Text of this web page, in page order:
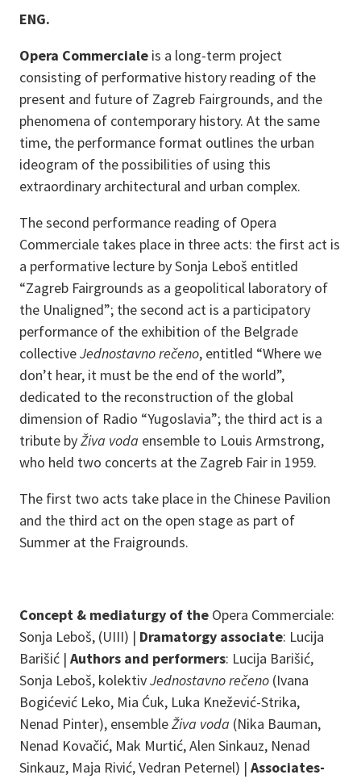
ENG.
Opera Commerciale is a long-term project
consisting of performative history reading of the
present and future of Zagreb Fairgrounds, and the
phenomena of contemporary history. At the same
time, the performance format outlines the urban
ideogram of the possibilities of using this
extraordinary architectural and urban complex.
The second performance reading of Opera
Commerciale takes place in three acts: the first act is
a performative lecture by Sonja Leboš entitled
“Zagreb Fairgrounds as a geopolitical laboratory of
the Unaligned”; the second act is a participatory
performance of the exhibition of the Belgrade
collectiveJednostavno rečeno, entitled “Where we
don’t hear, it must be the end of the world”,
dedicated to the reconstruction of the global
dimension of Radio “Yugoslavia”; the third act is a
tribute byŽiva voda ensemble to Louis Armstrong,
who held two concerts at the Zagreb Fair in 1959.
The first two acts take place in the Chinese Pavilion
and the third act on the open stage as part of
Summer at the Fraigrounds.
Concept & mediaturgy of the Opera Commerciale:
Sonja Leboš, (UIII) | Dramatorgy associate: Lucija
Barišić | Authors and performers: Lucija Barišić,
Sonja Leboš, kolektivJednostavno rečeno (Ivana
Bogićević Leko, Mia Ćuk, Luka Knežević-Strika,
Nenad Pinter), ensembleŽiva voda (Nika Bauman,
Nenad Kovačić, Mak Murtić, Alen Sinkauz, Nenad
Sinkauz, Maja Rivić, Vedran Peternel) | Associates-